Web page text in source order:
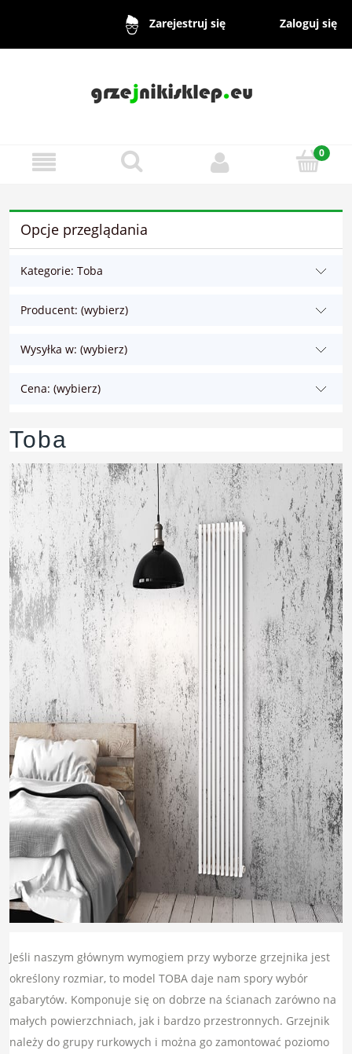
Zarejestruj się Zaloguj się
Opcje przeglądania
Kategorie: Toba
Producent: (wybierz)
Wysyłka w: (wybierz)
Cena: (wybierz)
Toba
Jeśli naszym głównym wymogiem przy wyborze grzejnika jest
określony rozmiar, to model TOBA daje nam spory wybór
gabarytów. Komponuje się on dobrze na ścianach zarówno na
małych powierzchniach, jak i bardzo przestronnych. Grzejnik
należy do grupy rurkowych i można go zamontować poziomo